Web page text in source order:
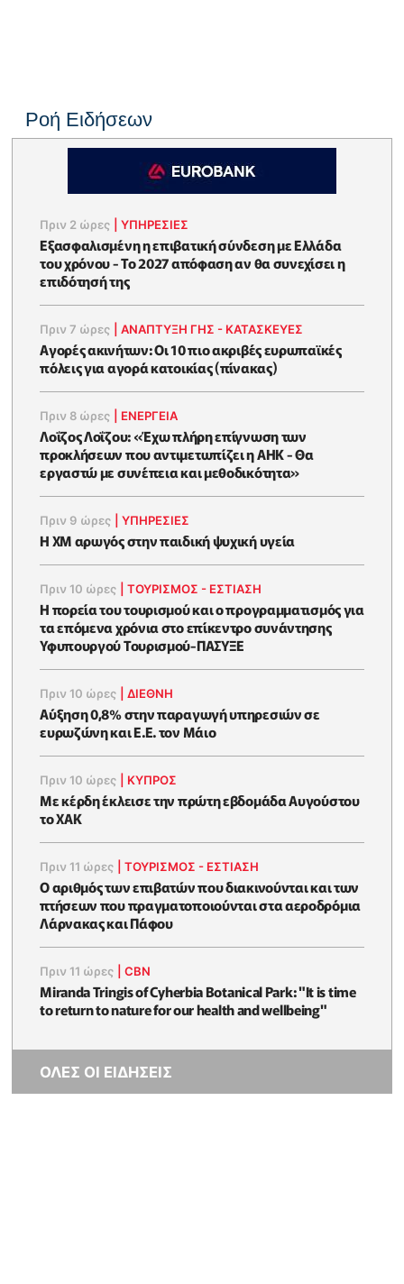
Ροή Ειδήσεων
Πριν 2 ώρες |ΥΠΗΡΕΣΙΕΣ
Εξασφαλισμένη η επιβατική σύνδεση με Ελλάδα
του χρόνου - Το 2027 απόφαση αν θα συνεχίσει η
επιδότησή της
Πριν 7 ώρες |ΑΝΑΠΤΥΞΗ ΓΗΣ - ΚΑΤΑΣΚΕΥΕΣ
Αγορές ακινήτων: Οι 10 πιο ακριβές ευρωπαϊκές
πόλεις για αγορά κατοικίας (πίνακας)
Πριν 8 ώρες ΕΝΈΡΓΕΙΑ
Λοΐζος Λοΐζου: «Έχω πλήρη επίγνωση των
προκλήσεων που αντιμετωπίζει η ΑΗΚ - Θα
εργαστώ με συνέπεια και μεθοδικότητα»
Πριν 9 ώρες |ΥΠΗΡΕΣΙΕΣ
Η XM αρωγός στην παιδική ψυχική υγεία
Πριν 10 ώρες |ΤΟΥΡΙΣΜΟΣ - ΕΣΤΙΑΣΗ
Η πορεία του τουρισμού και ο προγραμματισμός για
τα επόμενα χρόνια στο επίκεντρο συνάντησης
Υφυπουργού Τουρισμού-ΠΑΣΥΞΕ
Πριν 10 ώρες |ΔΙΕΘΝΗ
Αύξηση 0,8% στην παραγωγή υπηρεσιών σε
ευρωζώνη και Ε.Ε. τον Μάιο
Πριν 10 ώρες ΚΥΠΡΟΣ
Με κέρδη έκλεισε την πρώτη εβδομάδα Αυγούστου
το ΧΑΚ
Πριν 11 ώρες |ΤΟΥΡΙΣΜΟΣ - ΕΣΤΙΑΣΗ
Ο αριθμός των επιβατών που διακινούνται και των
πτήσεων που πραγματοποιούνται στα αεροδρόμια
Λάρνακας και Πάφου
Πριν 11 ώρες |CBN
Miranda Tringis of Cyherbia Botanical Park: "It is time
to return to nature for our health and wellbeing"
ΟΛΕΣ ΟΙ ΕΙΔΗΣΕΙΣ